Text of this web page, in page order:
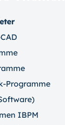
Programme
IBPM